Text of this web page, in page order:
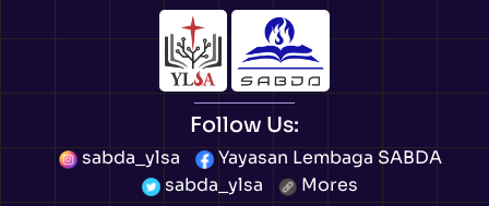
Follow Us:
sabda_ylsa
Yayasan Lembaga SABDA
sabda_ylsa
Mores